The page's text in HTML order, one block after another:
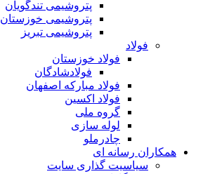
پتروشیمی تندگویان
پتروشیمی خوزستان
پتروشیمی تبریز
فولاد
فولاد خوزستان
فولادشادگان
فولاد مبارکه اصفهان
فولاد اکسین
گروه ملی
لوله سازی
چادرملو
همکاران رسانه ای
سیاسیت گذاری سایت